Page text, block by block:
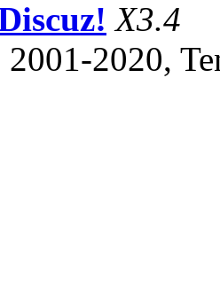
X3.4
2020,